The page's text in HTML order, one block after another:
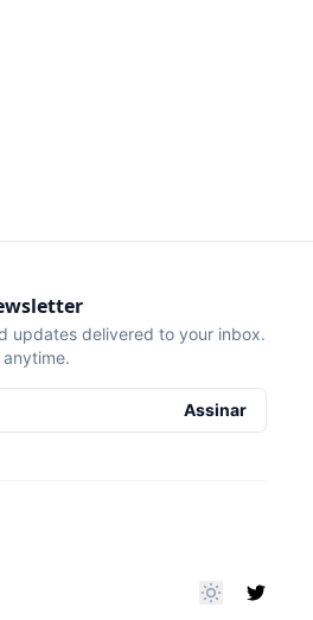
updates delivered to your inbox.
Assinar